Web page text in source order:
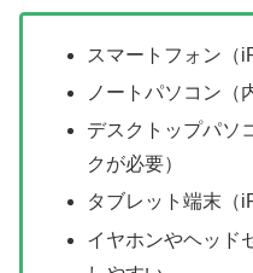
スマートフォン（
ノートパソコン（
デスクトップパソ
クが必要）
タブレット端末（
イヤホンやヘッド